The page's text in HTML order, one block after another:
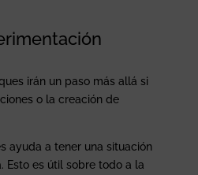
irán un paso más allá si
o la creación de
ayuda a tener una situación
Esto es útil sobre todo a la